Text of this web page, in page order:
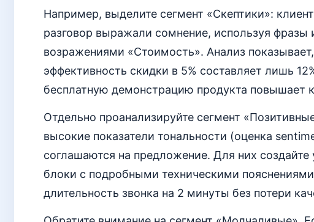
Например, выделите сегмент «Скептики»:
разговор выражали сомнение, используя фразы
возражениями «Стоимость». Анализ
эффективность скидки в 5% составляет лишь
бесплатную демонстрацию продукта повышает
Отдельно проанализируйте сегмент
высокие показатели тональности (оценка
соглашаются на предложение. Для них
блоки с подробными техническими
длительность звонка на 2 минуты без потери